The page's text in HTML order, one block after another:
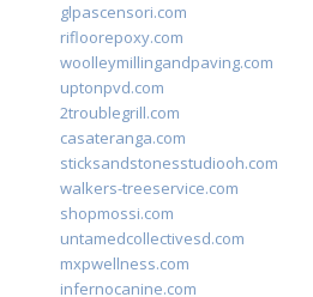
glpascensori.com
rifloorepoxy.com
woolleymillingandpaving.com
uptonpvd.com
2troublegrill.com
casateranga.com
sticksandstonesstudiooh.com
walkers-treeservice.com
shopmossi.com
untamedcollectivesd.com
mxpwellness.com
infernocanine.com